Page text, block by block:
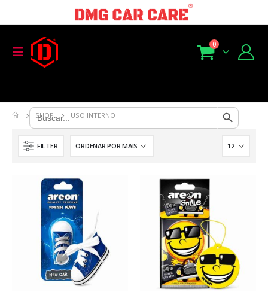
Search
for:
Search Button
0
SHOP USO INTERNO
FILTER